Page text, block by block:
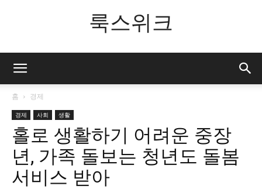
룩스위크
홈 경제
경제 사회 생활
홀로 생활하기 어려운 중장
년, 가족 돌보는 청년도 돌봄
서비스 받아